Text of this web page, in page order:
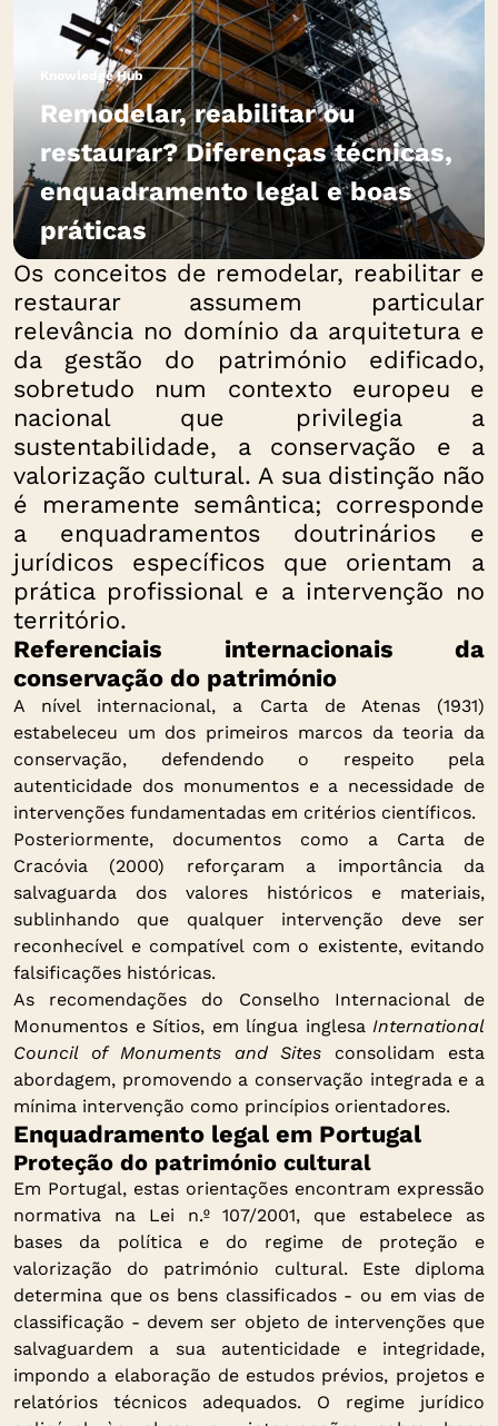
Knowledge Hub
Remodelar, reabilitar ou
restaurar? Diferenças técnicas,
enquadramento legal e boas
práticas
Os conceitos de remodelar, reabilitar e
restaurar assumem particular
relevância no domínio da arquitetura e
da gestão do património edificado,
sobretudo num contexto europeu e
nacional que privilegia a
sustentabilidade, a conservação e a
valorização cultural. A sua distinção não
é meramente semântica; corresponde
a enquadramentos doutrinários e
jurídicos específicos que orientam a
prática profissional e a intervenção no
território.
Referenciais internacionais da
conservação do património
A nível internacional, a Carta de Atenas (1931)
estabeleceu um dos primeiros marcos da teoria da
conservação, defendendo o respeito pela
autenticidade dos monumentos e a necessidade de
intervenções fundamentadas em critérios científicos.
Posteriormente, documentos como a Carta de
Cracóvia (2000) reforçaram a importância da
salvaguarda dos valores históricos e materiais,
sublinhando que qualquer intervenção deve ser
reconhecível e compatível com o existente, evitando
falsificações históricas.
As recomendações do Conselho Internacional de
Monumentos e Sítios, em língua inglesa International
Council of Monuments and Sites consolidam esta
abordagem, promovendo a conservação integrada e a
mínima intervenção como princípios orientadores.
Enquadramento legal em Portugal
Proteção do património cultural
Em Portugal, estas orientações encontram expressão
normativa na Lei n.º 107/2001, que estabelece as
bases da política e do regime de proteção e
valorização do património cultural. Este diploma
determina que os bens classificados - ou em vias de
classificação - devem ser objeto de intervenções que
salvaguardem a sua autenticidade e integridade,
impondo a elaboração de estudos prévios, projetos e
relatórios técnicos adequados. O regime jurídico